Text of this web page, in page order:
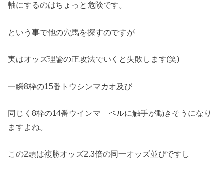
軸にするのはちょっと危険です。
という事で他の穴馬を探すのですが
実はオッズ理論の正攻法でいくと失敗します(笑)
一瞬8枠の15番トウシンマカオ及び
同じく8枠の14番ウインマーベルに触手が動きそうになり
ますよね。
この2頭は複勝オッズ2.3倍の同一オッズ並びですし